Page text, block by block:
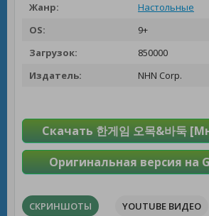
Жанр:
Настольные
OS:
9+
Загрузок:
850000
Издатель:
NHN Corp.
Скачать 한게임 오목&바둑
Оригинальная версия на
СКРИНШОТЫ YOUTUBE ВИДЕО